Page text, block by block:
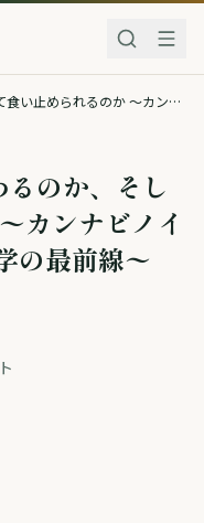
CBDはなぜTHCに変わるのか、そして食い止められるのか 〜カンナビノイドの安定性をめぐる科学の最前線〜
のか、そし
カンナビノイ
の最前線〜